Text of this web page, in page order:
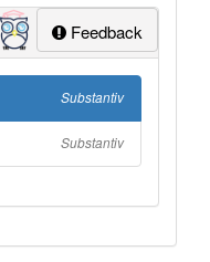
Feedback
Substantiv
Substantiv